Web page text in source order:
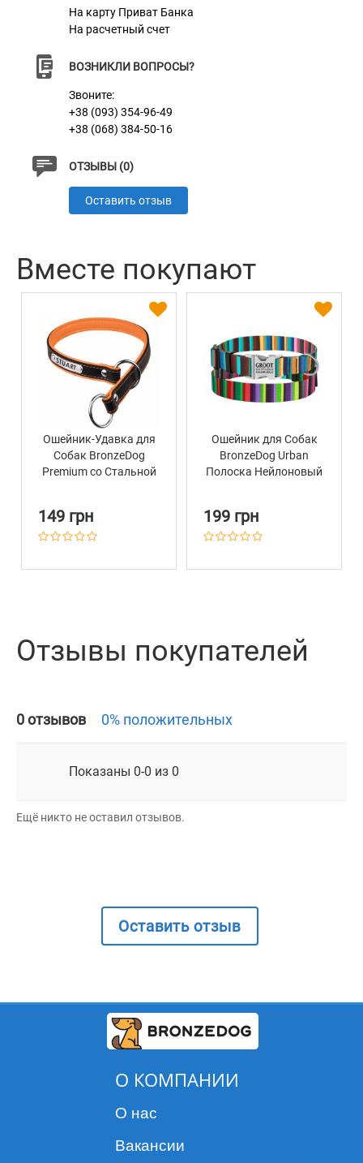
На карту Приват Банка
На расчетный счет
ВОЗНИКЛИ ВОПРОСЫ?
Звоните:
+38 (093) 354-96-49
+38 (068) 384-50-16
ОТЗЫВЫ (0)
Оставить отзыв
Желтый
Вместе покупают
Ошейник-Удавка для
Собак BronzeDog
Premium со Стальной
Оранжевый
149 грн
Ошейник для Собак
BronzeDog Urban
Полоска Нейлоновый
Разноцветный
199 грн
Отзывы покупателей
0 отзывов 0% положительных
Показаны 0-0 из 0
Ещё никто не оставил отзывов.
Оставить отзыв
О КОМПАНИИ
О нас
Вакансии